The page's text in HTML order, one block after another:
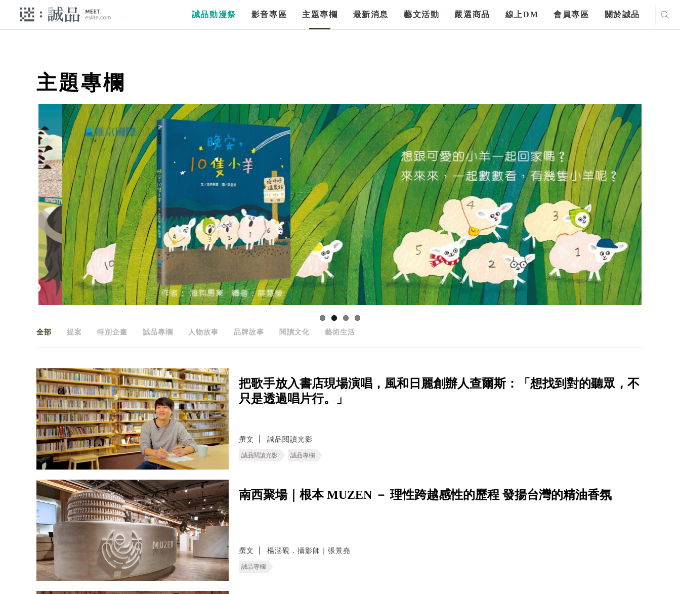
誠品動漫祭 影音專區 主題專欄 最新消息 藝文活動 嚴選商品 線上DM 會員專區 關於誠品
主題專欄
全部 提案 特別企畫 誠品專欄 人物故事 品牌故事 閱讀文化 藝術生活
把歌手放入書店現場演唱，風和日麗創辦人查爾斯：「想找到對的聽眾，不
只是透過唱片行。」
撰文 誠品閱讀光影
誠品閱讀光影 誠品專欄
南西聚場｜根本 MUZEN － 理性跨越感性的歷程 發揚台灣的精油香氛
撰文 楊涵硯．攝影師｜張景堯
誠品專欄